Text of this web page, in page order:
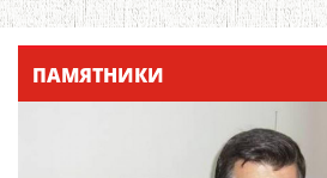
Қадамҷо - Лоҳутӣ
ПАМЯТНИКИ